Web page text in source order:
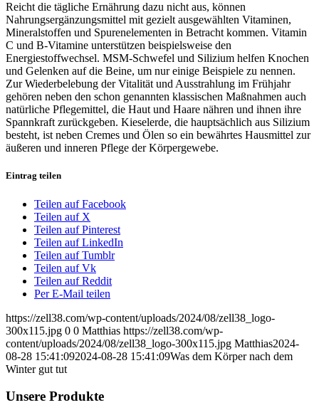
Reicht die tägliche Ernährung dazu nicht aus, können
Nahrungsergänzungsmittel mit gezielt ausgewählten Vitaminen,
Mineralstoffen und Spurenelementen in Betracht kommen. Vitamin
C und B-Vitamine unterstützen beispielsweise den
Energiestoffwechsel. MSM-Schwefel und Silizium helfen Knochen
und Gelenken auf die Beine, um nur einige Beispiele zu nennen.
Zur Wiederbelebung der Vitalität und Ausstrahlung im Frühjahr
gehören neben den schon genannten klassischen Maßnahmen auch
natürliche Pflegemittel, die Haut und Haare nähren und ihnen ihre
Spannkraft zurückgeben. Kieselerde, die hauptsächlich aus Silizium
besteht, ist neben Cremes und Ölen so ein bewährtes Hausmittel zur
äußeren und inneren Pflege der Körpergewebe.
Eintrag teilen
Teilen auf Facebook
Teilen auf X
Teilen auf Pinterest
Teilen auf LinkedIn
Teilen auf Tumblr
Teilen auf Vk
Teilen auf Reddit
Per E-Mail teilen
https://zell38.com/wp-content/uploads/2024/08/zell38_logo-
300x115.jpg 0 0 Matthias https://zell38.com/wp-
content/uploads/2024/08/zell38_logo-300x115.jpg Matthias2024-
08-28 15:41:092024-08-28 15:41:09Was dem Körper nach dem
Winter gut tut
Unsere Produkte